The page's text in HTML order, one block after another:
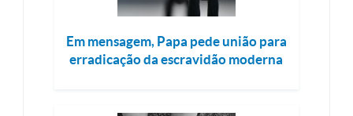
Em mensagem, Papa pede união para
erradicação da escravidão moderna